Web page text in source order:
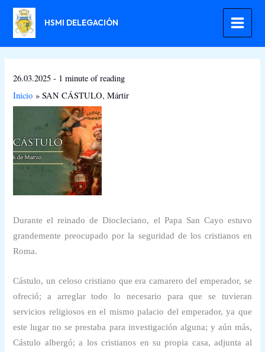
contenido
HSMI DELEGACIÓN
26.03.2025- 1 minute of reading
Inicio
SAN CÁSTULO, Mártir
Durante el reinado de Diocleciano, el Papa San Cayo estuvo
grandemente preocupado por la seguridad de los cristianos en
Roma.
Cástulo, un celoso cristiano que era camarero del emperador, se
ofreció; a arreglar todo lo necesario para que se tuvieran
servicios religiosos en el mismo palacio del emperador, ya que
este lugar no se prestaba para investigación alguna; y aún más,
Cástulo albergó; a los cristianos en su propia casa, adjunta al